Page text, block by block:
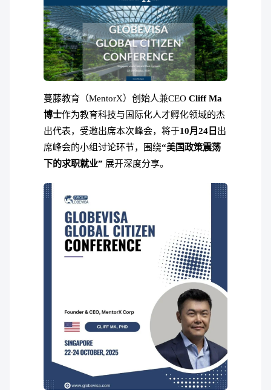
蔓藤教育（MentorX）创始人兼CEO Cliff Ma
博士作为教育科技与国际化人才孵化领域的杰
出代表，受邀出席本次峰会，将于10月24日 出
席峰会的小组讨论环节，围绕“美国政策震荡
下的求职就业” 展开深度分享。